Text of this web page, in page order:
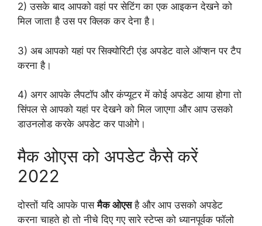
2) उसके बाद आपको वहां पर सेटिंग का एक आइकन देखने को
मिल जाता है उस पर क्लिक कर देना है।
3) अब आपको यहां पर सिक्योरिटी एंड अपडेट वाले ऑप्शन पर टैप
करना है।
4) अगर आपके लैपटॉप और कंप्यूटर में कोई अपडेट आया होगा तो
सिंपल से आपको यहां पर देखने को मिल जाएगा और आप उसको
डाउनलोड करके अपडेट कर पाओगे।
मैक ओएस को अपडेट कैसे करें
2022
दोस्तों यदि आपके पासमैक ओएसहै और आप उसको अपडेट
करना चाहते हो तो नीचे दिए गए सारे स्टेप्स को ध्यानपूर्वक फॉलो